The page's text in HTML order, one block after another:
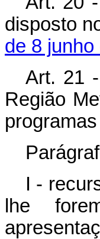
disposto
de 8 junho
Art. 21
Região
I -
lhe